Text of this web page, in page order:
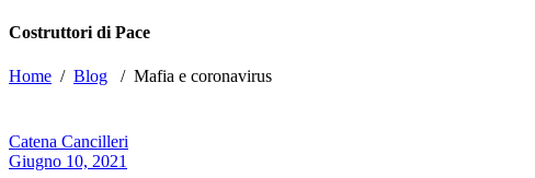
Costruttori di Pace
Home / Blog / Mafia e coronavirus
Catena Cancilleri
Giugno 10, 2021